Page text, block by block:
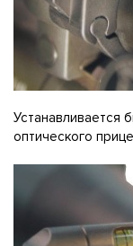
Устанавливается
оптического